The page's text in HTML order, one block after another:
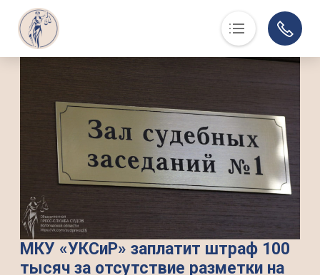
Юристам
История
Контакты
Информация по делам
Музей
МКУ «УКСиР» заплатит штраф 100
тысяч за отсутствие разметки на